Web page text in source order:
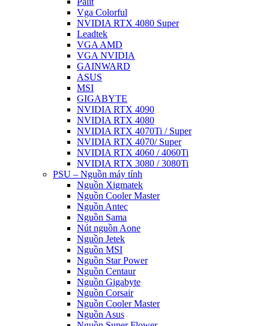
Vga Colorful
NVIDIA RTX 4080 Super
Leadtek
VGA AMD
VGA NVIDIA
GAINWARD
ASUS
MSI
GIGABYTE
NVIDIA RTX 4090
NVIDIA RTX 4080
NVIDIA RTX 4070Ti / Super
NVIDIA RTX 4070/ Super
NVIDIA RTX 4060 / 4060Ti
NVIDIA RTX 3080 / 3080Ti
PSU – Nguồn máy tính
Nguồn Xigmatek
Nguồn Cooler Master
Nguồn Antec
Nguồn Sama
Nút nguồn Aone
Nguồn Jetek
Nguồn MSI
Nguồn Star Power
Nguồn Centaur
Nguồn Gigabyte
Nguồn Corsair
Nguồn Cooler Master
Nguồn Asus